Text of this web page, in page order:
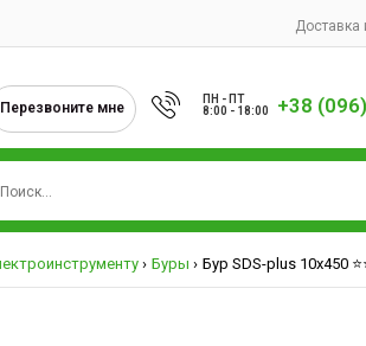
Доставка
Перезвоните мне
ПН - ПТ
8:00 - 18:00
+38
Буры Бур SDS-plus 10х450